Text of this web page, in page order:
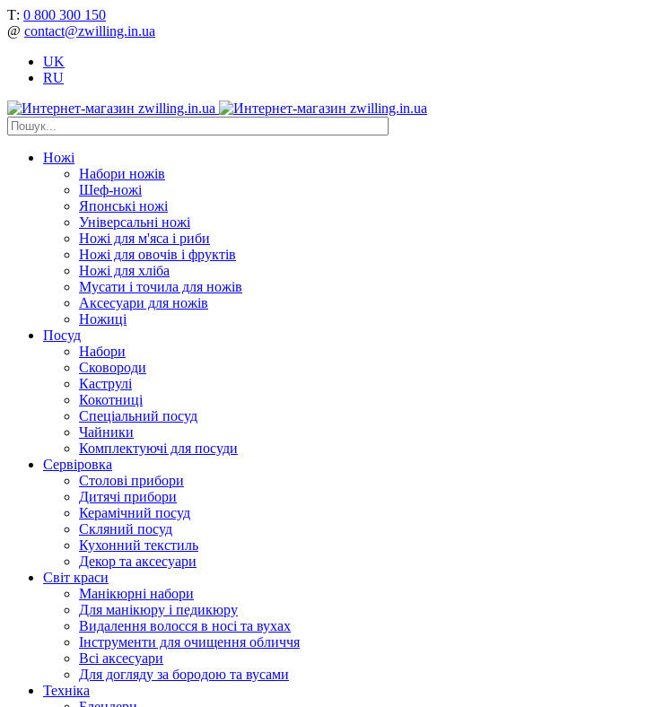
Т: 0 800 300 150
@ contact@zwilling.in.ua
UK
RU
Ножі
Набори ножів
Шеф-ножі
Японські ножі
Універсальні ножі
Ножі для м'яса і риби
Ножі для овочів і фруктів
Ножі для хліба
Мусати і точила для ножів
Аксесуари для ножів
Ножиці
Посуд
Набори
Сковороди
Каструлі
Кокотниці
Cпеціальний посуд
Чайники
Комплектуючі для посуди
Сервіровка
Столові прибори
Дитячі прибори
Керамічний посуд
Скляний посуд
Кухонний текстиль
Декор та аксесуари
Світ краси
Манікюрні набори
Для манікюру і педикюру
Видалення волосся в носі та вухах
Інструменти для очищення обличчя
Всі аксесуари
Для догляду за бородою та вусами
Техніка